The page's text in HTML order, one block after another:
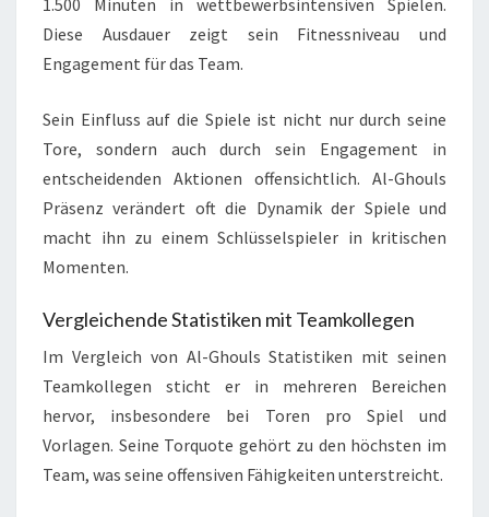
Diese Ausdauer zeigt sein Fitnessniveau und
Engagement für das Team.
Sein Einfluss auf die Spiele ist nicht nur durch seine
Tore, sondern auch durch sein Engagement in
entscheidenden Aktionen offensichtlich. Al-Ghouls
Präsenz verändert oft die Dynamik der Spiele und
macht ihn zu einem Schlüsselspieler in kritischen
Momenten.
Vergleichende Statistiken mit Teamkollegen
Im Vergleich von Al-Ghouls Statistiken mit seinen
Teamkollegen sticht er in mehreren Bereichen
hervor, insbesondere bei Toren pro Spiel und
Vorlagen. Seine Torquote gehört zu den höchsten im
Team, was seine offensiven Fähigkeiten unterstreicht.